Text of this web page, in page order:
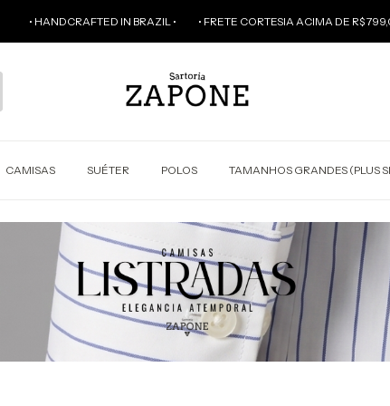
• HANDCRAFTED IN BRAZIL • • FRETE CORTESIA ACIMA DE R$ 799,00
CAMISAS SUÉTER POLOS TAMANHOS GRANDES (PLUS